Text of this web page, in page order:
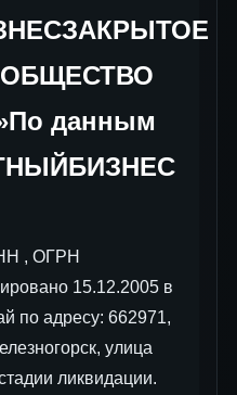
данным
, ОГРН
15.12.2005 в
по адресу: 662971,
улица
ликвидации.